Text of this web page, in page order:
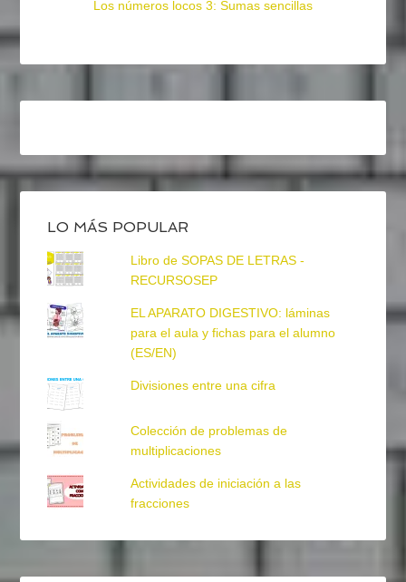
Los números locos 3: Sumas sencillas
LO MÁS POPULAR
Libro de SOPAS DE LETRAS -
RECURSOSEP
EL APARATO DIGESTIVO: láminas
para el aula y fichas para el alumno
(ES/EN)
Divisiones entre una cifra
Colección de problemas de
multiplicaciones
Actividades de iniciación a las
fracciones